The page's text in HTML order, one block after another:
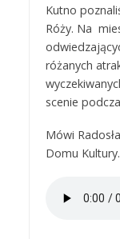
Kutno
Róży. Na
różanych
scenie
Mówi
Domu Kultury.